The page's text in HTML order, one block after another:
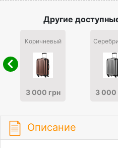
Другие
Коричневый
3 000 грн 3 000
Описание